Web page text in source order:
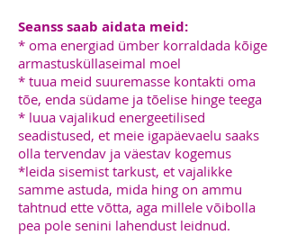
Seanss saab aidata meid:
* oma energiad ümber korraldada kõige
armastusküllaseimal moel
* tuua meid suuremasse kontakti oma
tõe, enda südame ja tõelise hinge teega
* luua vajalikud energeetilised
seadistused, et meie igapäevaelu saaks
olla tervendav ja väestav kogemus
*leida sisemist tarkust, et vajalikke
samme astuda, mida hing on ammu
tahtnud ette võtta, aga millele võibolla
pea pole senini lahendust leidnud.